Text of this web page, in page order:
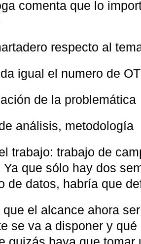
comenta que lo
respecto al
igual el numero de
de la problemática
análisis, metodología
trabajo: trabajo de
que sólo hay dos
de datos, habría que
el alcance ahora
se va a disponer y